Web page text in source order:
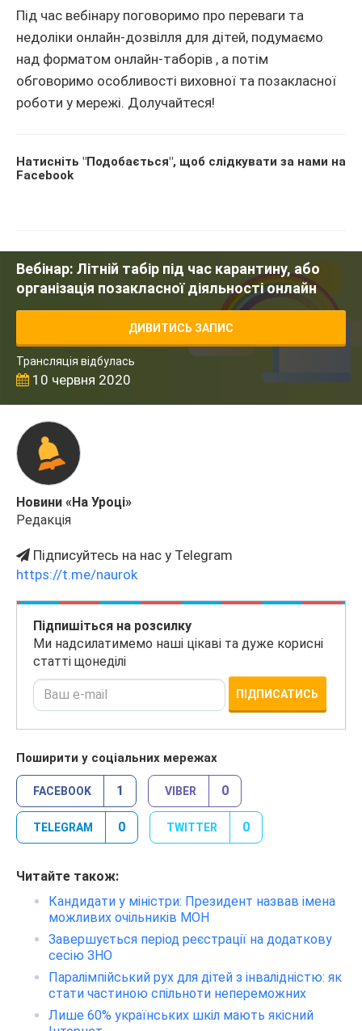
Під час вебінару поговоримо про переваги та
недоліки онлайн-дозвілля для дітей, подумаємо
над форматом онлайн-таборів , а потім
обговоримо особливості виховної та позакласної
роботи у мережі. Долучайтеся!
Натисніть "Подобається", щоб слідкувати за нами на
Facebook
Вебінар: Літній табір під час карантину, або
організація позакласної діяльності онлайн
ДИВИТИСЬ ЗАПИС
Трансляція відбулась
10 червня 2020
Новини «На Уроці»
Редакція
Підписуйтесь на нас у Telegram
https://t.me/naurok
Підпишіться на розсилку
Ми надсилатимемо наші цікаві та дуже корисні
статті щонеділі
ПІДПИСАТИСЬ
Поширити у соціальних мережах
FACEBOOK 1 VIBER 0
TELEGRAM 0 TWITTER 0
Читайте також:
Кандидати у міністри: Президент назвав імена
можливих очільників МОН
Завершується період реєстрації на додаткову
сесію ЗНО
Паралімпійський рух для дітей з інвалідністю: як
стати частиною спільноти непереможних
Лише 60% українських шкіл мають якісний